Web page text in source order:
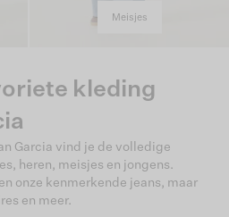
Meisjes
kleding
Garcia vind je de volledige
heren, meisjes en jongens.
onze kenmerkende jeans, maar
en meer.